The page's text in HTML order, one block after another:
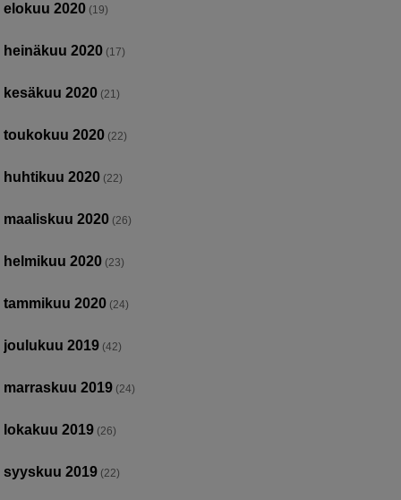
elokuu 2020 (19)
heinäkuu 2020 (17)
kesäkuu 2020 (21)
toukokuu 2020 (22)
huhtikuu 2020 (22)
maaliskuu 2020 (26)
helmikuu 2020 (23)
tammikuu 2020 (24)
joulukuu 2019 (42)
marraskuu 2019 (24)
lokakuu 2019 (26)
syyskuu 2019 (22)